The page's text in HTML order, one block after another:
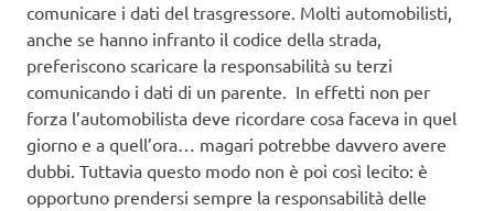
comunicare i dati del trasgressore. Molti automobilisti,
anche se hanno infranto il codice della strada,
preferiscono scaricare la responsabilità su terzi
comunicando i dati di un parente. In effetti non per
forza l’automobilista deve ricordare cosa faceva in quel
giorno e a quell’ora… magari potrebbe davvero avere
dubbi. Tuttavia questo modo non è poi così lecito: è
opportuno prendersi sempre la responsabilità delle